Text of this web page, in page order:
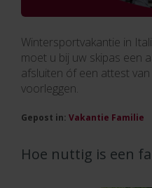
Wintersportvakantie in
moet u bij uw skipas een
afsluiten óf een attest
voorleggen.
Gepost in: Vakantie Familie
Hoe nuttig is een